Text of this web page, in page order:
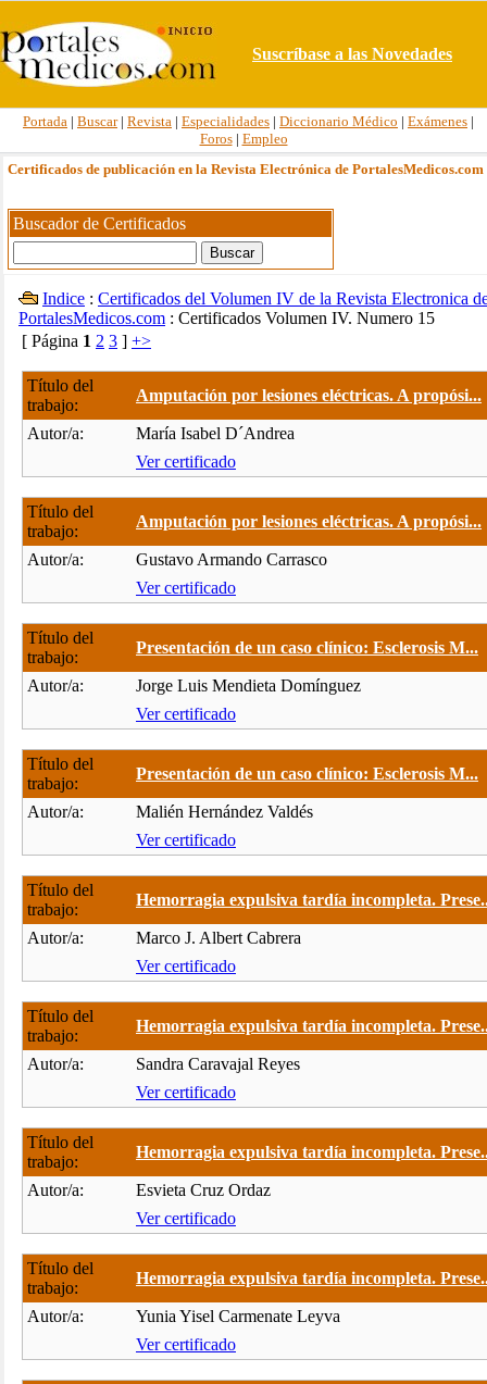
Suscríbase a las Novedades
Portada | Buscar| Revista | Especialidades | Diccionario Médico | Exámenes |
Foros| Empleo
Certificados de publicación en la Revista Electrónica de PortalesMedicos.com
Buscador de Certificados
Indice : Certificados del Volumen IV de la Revista Electronica
PortalesMedicos.com : Certificados Volumen IV. Numero 15
[ Página 1 2 3 ] +>
Título del
trabajo:
Amputación por lesiones eléctricas. A propósi...
Autor/a:
María Isabel D´Andrea
Ver certificado
Título del
trabajo:
Amputación por lesiones eléctricas. A propósi...
Autor/a:
Gustavo Armando Carrasco
Ver certificado
Título del
trabajo:
Presentación de un caso clínico: Esclerosis M...
Autor/a:
Jorge Luis Mendieta Domínguez
Ver certificado
Título del
trabajo:
Presentación de un caso clínico: Esclerosis M...
Autor/a:
Malién Hernández Valdés
Ver certificado
Título del
trabajo:
Hemorragia expulsiva tardía incompleta.
Autor/a:
Marco J. Albert Cabrera
Ver certificado
Título del
trabajo:
Hemorragia expulsiva tardía incompleta.
Autor/a:
Sandra Caravajal Reyes
Ver certificado
Título del
trabajo:
Hemorragia expulsiva tardía incompleta.
Autor/a:
Esvieta Cruz Ordaz
Ver certificado
Título del
trabajo:
Hemorragia expulsiva tardía incompleta.
Autor/a:
Yunia Yisel Carmenate Leyva
Ver certificado